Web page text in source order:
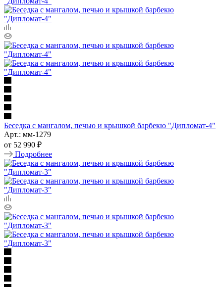
Беседка с мангалом, печью и крышкой барбекю "Дипломат-4"
Арт.: мм-1279
от 52 990 ₽
Подробнее